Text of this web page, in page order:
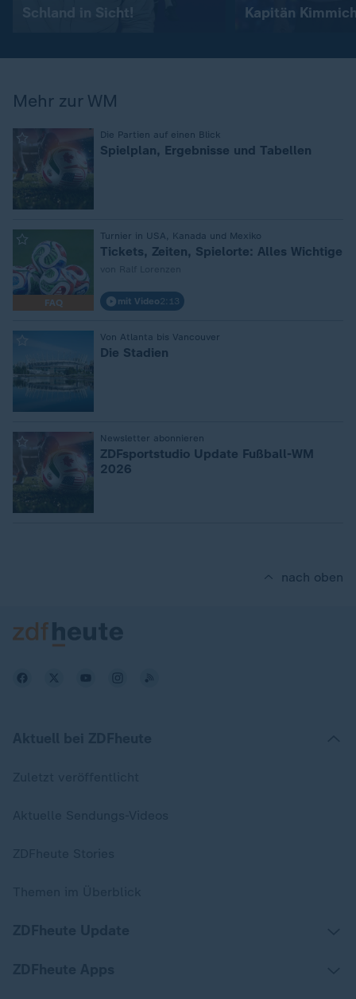
Schland in Sicht! Kapitän
Mehr zur WM
Die Partien auf einen Blick
Spielplan, Ergebnisse und Tabellen
FAQ
Turnier in USA, Kanada und Mexiko
Tickets, Zeiten, Spielorte: Alles Wichtige
mit Video2:13
Von Atlanta bis Vancouver
Die Stadien
Newsletter abonnieren
ZDFsportstudio Update Fußball-WM
2026
nach oben